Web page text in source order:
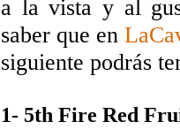
a la vista y al
saber que en
siguiente podrás
1- 5th Fire Red